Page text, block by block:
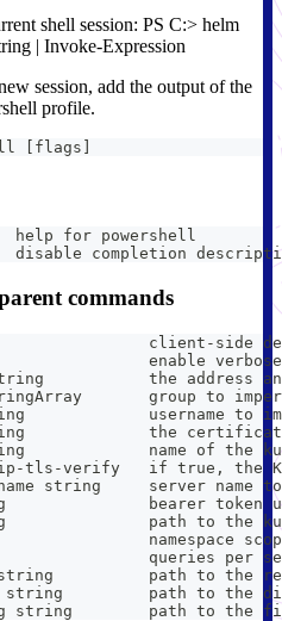
shell session: PS C:> helm
| Invoke-Expression
session, add the output of the
profile.
[flags]
help for powershell
disable completion
commands
client-side
enable
the address
group to
username to
the
name of the
tls-verify   if true, the
string     server name
bearer token
path to the
namespace
queries per
path to the
path to the
string        path to the